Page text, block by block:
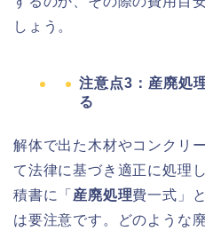
しょう。
注意点3：産廃処
る
解体で出た木材やコンクリ
て法律に基づき適正に処理
積書に「 産廃処理費一式」
は要注意です。どのような